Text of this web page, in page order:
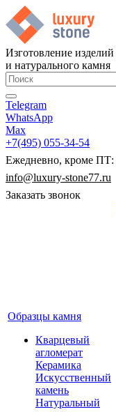
Изготовление
и натурального камня
Telegram
WhatsApp
Max
+7(495) 055-34-54
Ежедневно, кроме ПТ:
info@luxury-stone77.ru
Заказать звонок
Образцы камня
Кварцевый
агломерат
Керамика
Искусственный
камень
Натуральный